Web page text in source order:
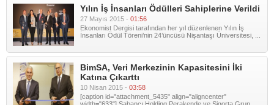
Yılın İş İnsanları Ödülleri Sahiplerine Verildi
27 Mayıs 2015 - 01:56
Ekonomist Dergisi tarafından her yıl düzenlenen Yılın İş
İnsanları Ödül Töreni’nin 24’üncüsü Nişantaşı Üniversitesi, ...
BimSA, Veri Merkezinin Kapasitesini İki
Katına Çıkarttı
10 Nisan 2015 - 03:58
[caption id="attachment_5435" align="aligncenter"